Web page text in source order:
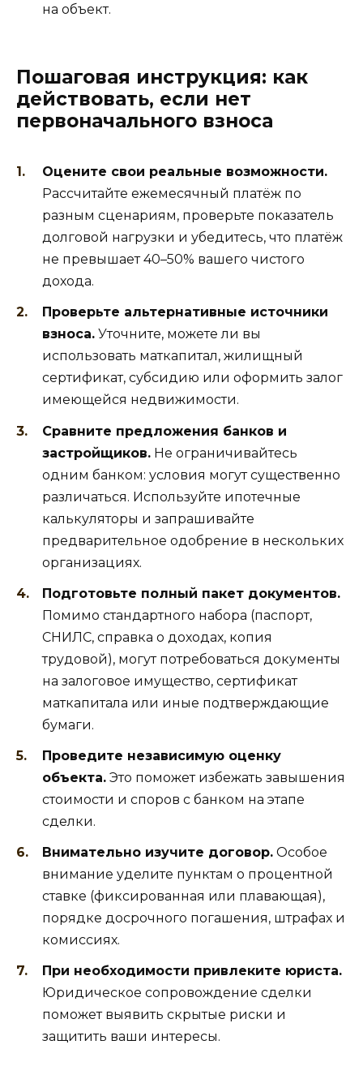
на объект.
Пошаговая инструкция: как
действовать, если нет
первоначального взноса
Оцените свои реальные возможности.
Рассчитайте ежемесячный платёж по
разным сценариям, проверьте показатель
долговой нагрузки и убедитесь, что платёж
не превышает 40–50% вашего чистого
дохода.
Проверьте альтернативные источники
взноса. Уточните, можете ли вы
использовать маткапитал, жилищный
сертификат, субсидию или оформить залог
имеющейся недвижимости.
Сравните предложения банков и
застройщиков. Не ограничивайтесь
одним банком: условия могут существенно
различаться. Используйте ипотечные
калькуляторы и запрашивайте
предварительное одобрение в нескольких
организациях.
Подготовьте полный пакет документов.
Помимо стандартного набора (паспорт,
СНИЛС, справка о доходах, копия
трудовой), могут потребоваться документы
на залоговое имущество, сертификат
маткапитала или иные подтверждающие
бумаги.
Проведите независимую оценку
объекта. Это поможет избежать завышения
стоимости и споров с банком на этапе
сделки.
Внимательно изучите договор. Особое
внимание уделите пунктам о процентной
ставке (фиксированная или плавающая),
порядке досрочного погашения, штрафах и
комиссиях.
При необходимости привлеките юриста.
Юридическое сопровождение сделки
поможет выявить скрытые риски и
защитить ваши интересы.